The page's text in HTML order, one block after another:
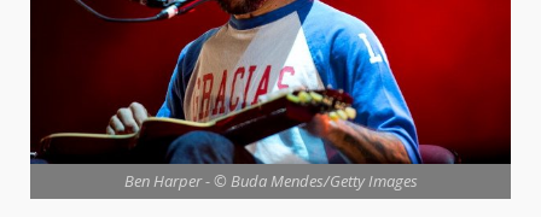
Ben Harper - © Buda Mendes/Getty Images